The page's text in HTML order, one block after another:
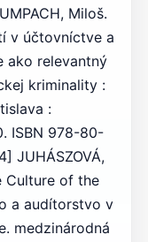
Miloš.
v účtovníctve a
ako relevantný
kriminality :
:
ISBN 978-80-
JUHÁSZOVÁ,
Culture of the
a audítorstvo v
medzinárodná